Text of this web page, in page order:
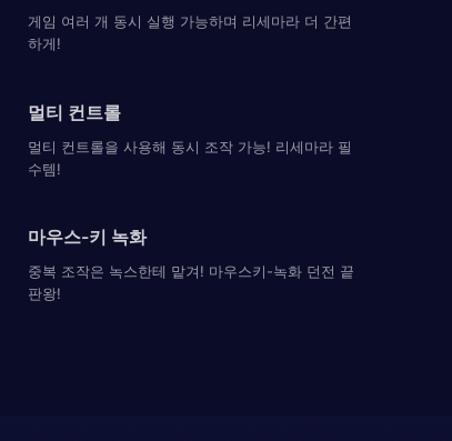
게임 여러 개 동시 실행 가능하며 리세마라 더 간편
하게!
멀티 컨트롤
멀티 컨트롤을 사용해 동시 조작 가능! 리세마라 필
수템!
마우스-키 녹화
중복 조작은 녹스한테 맡겨! 마우스키-녹화 던전 끝
판왕!